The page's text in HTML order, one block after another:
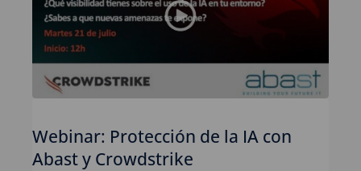
Webinar: Protección de la IA con
Abast y Crowdstrike